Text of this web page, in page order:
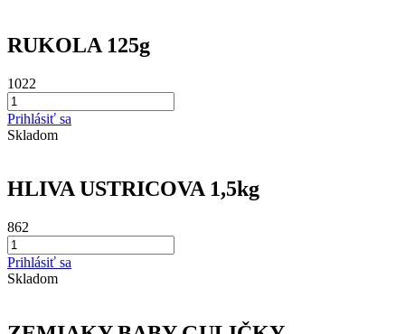
RUKOLA 125g
1022
Prihlásiť sa
Skladom
HLIVA USTRICOVA 1,5kg
862
Prihlásiť sa
Skladom